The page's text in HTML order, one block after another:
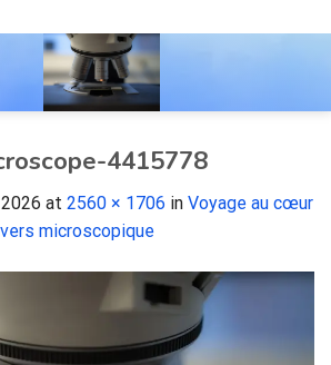
4415778
at 2560 × 1706 in Voyage au cœur
microscopique